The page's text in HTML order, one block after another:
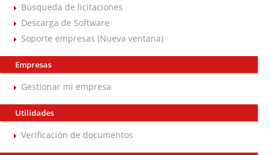
Búsqueda de licitaciones
Descarga de Software
Soporte empresas (Nueva ventana)
Empresas
Gestionar mi empresa
Utilidades
Verificación de documentos